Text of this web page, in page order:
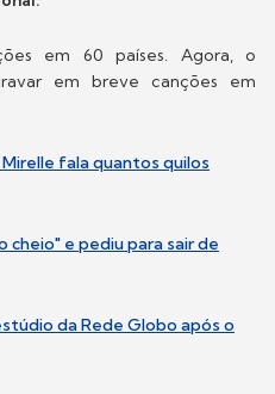
em 60 países. Agora, o
em breve canções em
fala quantos quilos
cheio" e pediu para sair de
da Rede Globo após o